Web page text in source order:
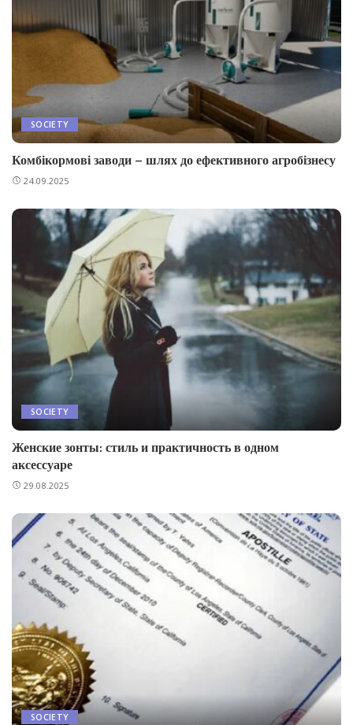
SOCIETY
Комбікормові заводи – шлях до ефективного агробізнесу
24.09.2025
SOCIETY
Женские зонты: стиль и практичность в одном
аксессуаре
29.08.2025
SOCIETY